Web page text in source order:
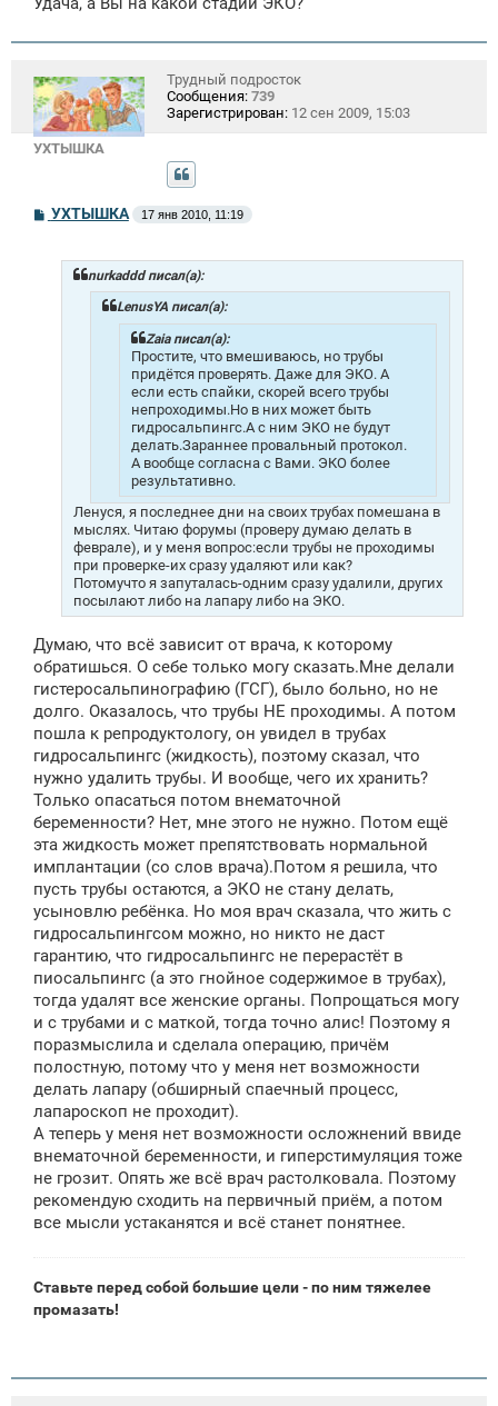
УХТЫШКА
Трудный подросток
Сообщения: 739
Зарегистрирован: 12 сен 2009, 15:03
СУХТЫШКА 17 янв 2010, 11:19
nurkaddd писал(а):
LenusYA писал(а):
Zaia писал(а):
Простите, что вмешиваюсь, но трубы
придётся проверять. Даже для ЭКО. А
если есть спайки, скорей всего трубы
непроходимы.Но в них может быть
гидросальпингс.А с ним ЭКО не будут
делать.Зараннее провальный протокол.
А вообще согласна с Вами. ЭКО более
результативно.
Ленуся, я последнее дни на своих трубах помешана в
мыслях. Читаю форумы (проверу думаю делать в
феврале), и у меня вопрос:если трубы не проходимы
при проверке-их сразу удаляют или как?
Потомучто я запуталась-одним сразу удалили, других
посылают либо на лапару либо на ЭКО.
Думаю, что всё зависит от врача, к которому
обратишься. О себе только могу сказать.Мне делали
гистеросальпинографию (ГСГ), было больно, но не
долго. Оказалось, что трубы НЕ проходимы. А потом
пошла к репродуктологу, он увидел в трубах
гидросальпингс (жидкость), поэтому сказал, что
нужно удалить трубы. И вообще, чего их хранить?
Только опасаться потом внематочной
беременности? Нет, мне этого не нужно. Потом ещё
эта жидкость может препятствовать нормальной
имплантации (со слов врача).Потом я решила, что
пусть трубы остаются, а ЭКО не стану делать,
усыновлю ребёнка. Но моя врач сказала, что жить с
гидросальпингсом можно, но никто не даст
гарантию, что гидросальпингс не перерастёт в
пиосальпингс (а это гнойное содержимое в трубах),
тогда удалят все женские органы. Попрощаться могу
и с трубами и с маткой, тогда точно алис! Поэтому я
поразмыслила и сделала операцию, причём
полостную, потому что у меня нет возможности
делать лапару (обширный спаечный процесс,
лапароскоп не проходит).
А теперь у меня нет возможности осложнений ввиде
внематочной беременности, и гиперстимуляция тоже
не грозит. Опять же всё врач растолковала. Поэтому
рекомендую сходить на первичный приём, а потом
все мысли устаканятся и всё станет понятнее.
Ставьте перед собой большие цели - по ним тяжелее
промазать!